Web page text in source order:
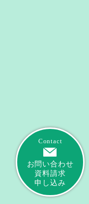
Contact
お問い合わせ
資料請求
申し込み